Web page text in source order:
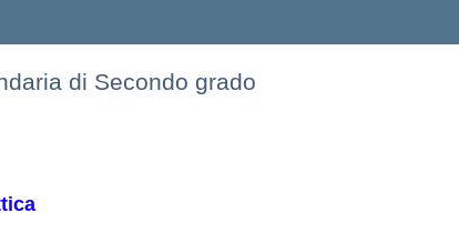
di Secondo grado